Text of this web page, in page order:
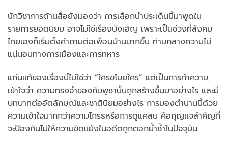
นักวิชาการด้านสื่อยังมองว่า การเลือกนำประเด็นนี้มาพูดใน
รายการยอดนิยม อาจไม่ใช่เรื่องบังเอิญ เพราะเป็นช่วงที่สังคม
ไทยเองก็เริ่มตั้งคำถามต่อเพื่อนบ้านมากขึ้น ท่ามกลางความไม่
แน่นอนทางการเมืองและการทหาร
แก่นแท้ของเรื่องนี้ไม่ใช่ว่า “ใครขโมยใคร” แต่เป็นการทำความ
เข้าใจว่า ความทรงจำของกัมพูชานั้นถูกสร้างขึ้นมาอย่างไร และมี
บทบาทต่ออัตลักษณ์และชาตินิยมอย่างไร การมองตำนานนี้ด้วย
ความเข้าใจมากกว่าความโกรธหรือการดูแคลน คือกุญแจสำคัญที่
จะป้องกันไม่ให้ความขัดแย้งในอดีตถูกตอกย้ำซ้ำในปัจจุบัน